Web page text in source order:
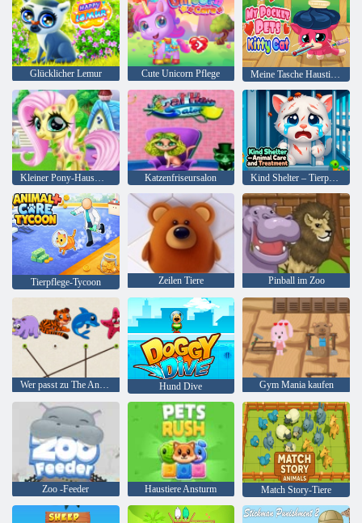
Glücklicher Lemur Cute Unicorn Pflege Meine Tasche Haustiere Kitty Cat
Kleiner Pony-Hausmeister Katzenfriseursalon Kind Shelter – Tierpflege und-behandlung
Tierpflege-Tycoon Zeilen Tiere Pinball im Zoo
Wer passt zu The Animal Hund Dive Gym Mania kaufen
Zoo -Feeder Haustiere Ansturm Match Story-Tiere